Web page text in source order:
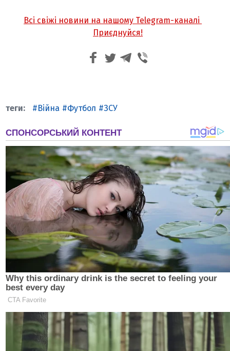
Всі свіжі новини на нашому Telegram-каналі
Приєднуйся!
Війна Футбол ЗСУ